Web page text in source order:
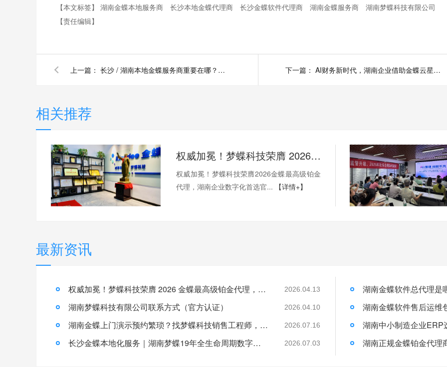
【本文标签】 湖南金蝶本地服务商 长沙本地金蝶代理商 长沙金蝶软件代理商 湖南金蝶服务商
湖南梦蝶科技有限公司
【责任编辑】
上一篇： 长沙 / 湖南本地金蝶服务商重要在哪？实施、售后、落地差距太大 下一篇： AI财务新时代，湖南企业借助金蝶云星辰、金蝶精斗云实现智能记账报税！
相关推荐
权威加冕！梦蝶科技荣膺 2026 金蝶最高级铂金代理，湖南企业数字化首选官方核心伙伴
权威加冕！梦蝶科技荣膺2026金蝶最高级铂金
代理，湖南企业数字化首选官...
【详情+】
最新资讯
权威加冕！梦蝶科技荣膺 2026 金蝶最高级铂金代理，湖南企业数字化首选官方核心伙伴 2026.04.13
湖南梦蝶科技有限公司联系方式（官方认证） 2026.04.10
湖南金蝶上门演示预约繁琐？找梦蝶科技销售工程师，一站式统筹行程与现场讲解 2026.07.16
长沙金蝶本地化服务｜湖南梦蝶19年全生命周期数字化落地保障 2026.07.03